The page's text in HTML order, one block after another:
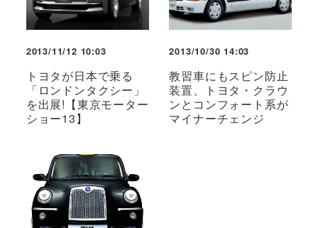
2013/11/12 10:03
トヨタが日本で乗る
「ロンドンタクシー」
を出展!【東京モーター
ショー13】
2013/10/30 14:03
教習車にもスピン防止
装置、トヨタ・クラウ
ンとコンフォート系が
マイナーチェンジ